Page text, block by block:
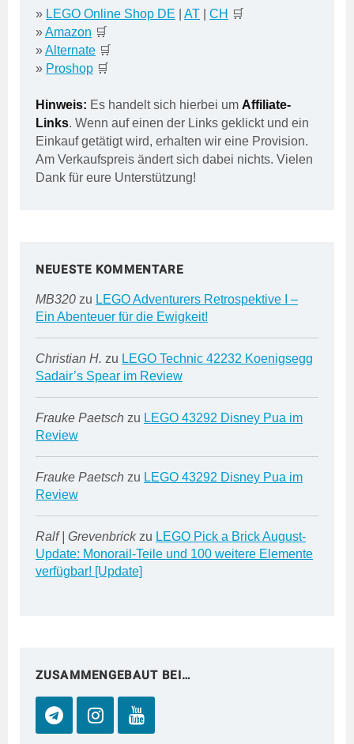
» LEGO Online Shop DE AT CH 🛒
»Amazon 🛒
»Alternate 🛒
» Proshop 🛒
Hinweis: Es handelt sich hierbei um Affiliate-
Links. Wenn auf einen der Links geklickt und ein
Einkauf getätigt wird, erhalten wir eine Provision.
Am Verkaufspreis ändert sich dabei nichts. Vielen
Dank für eure Unterstützung!
NEUESTE KOMMENTARE
MB320 zu LEGO Adventurers Retrospektive I –
Ein Abenteuer für die Ewigkeit!
Christian H. zu LEGO Technic 42232 Koenigsegg
Sadair’s Spear im Review
Frauke Paetsch zu LEGO 43292 Disney Pua im
Review
Frauke Paetsch zu LEGO 43292 Disney Pua im
Review
Ralf | Grevenbrickzu LEGO Pick a Brick August-
Update: Monorail-Teile und 100 weitere Elemente
verfügbar! [Update]
ZUSAMMENGEBAUT BEI…